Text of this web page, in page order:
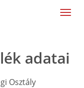
adatai
Osztály